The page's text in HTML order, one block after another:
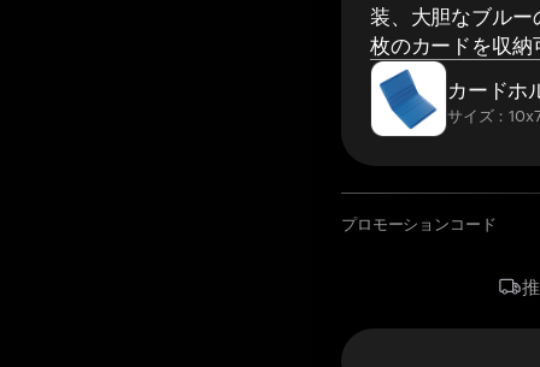
装、大胆なブルー
枚のカードを収納
カードホ
サイズ：
プロモーションコード